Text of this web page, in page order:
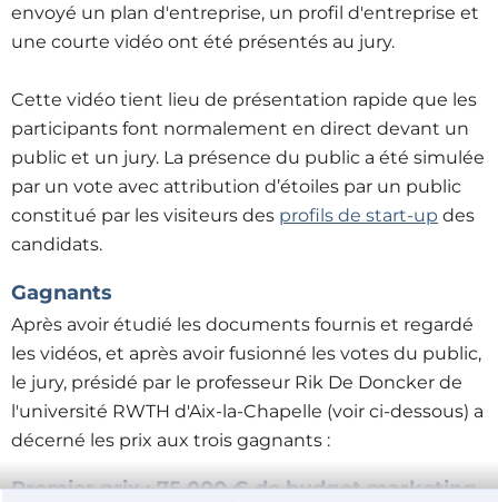
envoyé un plan d'entreprise, un profil d'entreprise et
une courte vidéo ont été présentés au jury.
Cette vidéo tient lieu de présentation rapide que les
participants font normalement en direct devant un
public et un jury. La présence du public a été simulée
par un vote avec attribution d’étoiles par un public
constitué par les visiteurs des profils de start-up des
candidats.
Gagnants
Après avoir étudié les documents fournis et regardé
les vidéos, et après avoir fusionné les votes du public,
le jury, présidé par le professeur Rik De Doncker de
l'université RWTH d'Aix-la-Chapelle (voir ci-dessous) a
décerné les prix aux trois gagnants :
Premier prix : 75 000 € de budget marketing